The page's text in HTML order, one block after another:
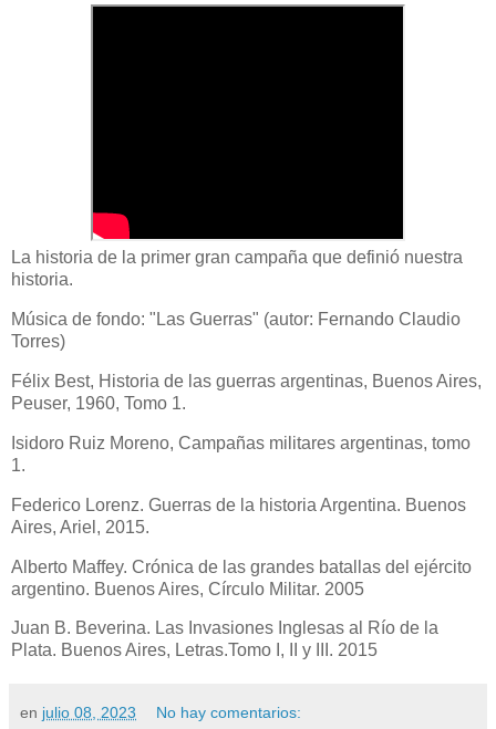
La historia de la primer gran campaña que definió nuestra
historia.
Música de fondo: "Las Guerras" (autor: Fernando Claudio
Torres)
Félix Best, Historia de las guerras argentinas, Buenos Aires,
Peuser, 1960, Tomo 1.
Isidoro Ruiz Moreno, Campañas militares argentinas, tomo
1.
Federico Lorenz. Guerras de la historia Argentina. Buenos
Aires, Ariel, 2015.
Alberto Maffey. Crónica de las grandes batallas del ejército
argentino. Buenos Aires, Círculo Militar. 2005
Juan B. Beverina. Las Invasiones Inglesas al Río de la
Plata. Buenos Aires, Letras.Tomo I, II y III. 2015
en julio 08, 2023 No hay comentarios: